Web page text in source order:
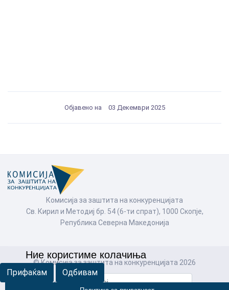
Објавено на 03 Декември 2025
Комисија за заштита на конкуренцијата
Св. Кирил и Методиј бр. 54 (6-ти спрат), 1000 Скопје,
Република Северна Македонија
© Комисија за заштита на конкуренцијата 2026
Пребарај
Ние користиме колачиња
Прифаќам Одбивам